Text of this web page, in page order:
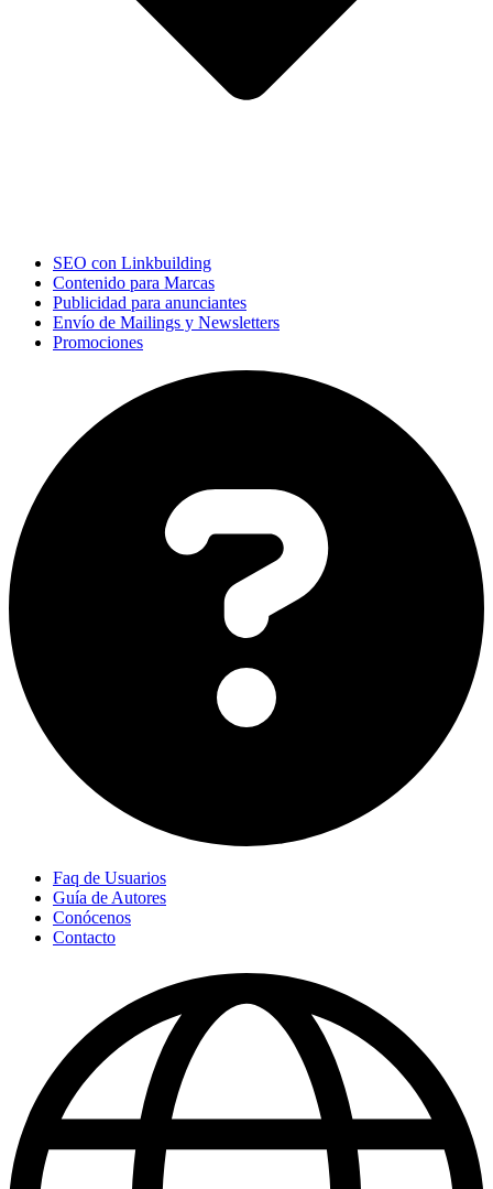
SEO con Linkbuilding
Contenido para Marcas
Publicidad para anunciantes
Envío de Mailings y Newsletters
Promociones
Faq de Usuarios
Guía de Autores
Conócenos
Contacto